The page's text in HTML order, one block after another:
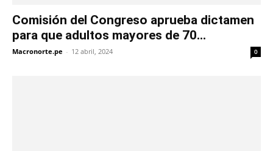
Comisión del Congreso aprueba dictamen
para que adultos mayores de 70...
Macronorte.pe - 12 abril, 2024 0